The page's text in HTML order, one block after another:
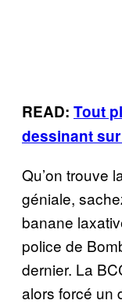
READ: Tout
dessinant
Qu’on trouve
géniale,
banane
police de
dernier. La
alors forcé un